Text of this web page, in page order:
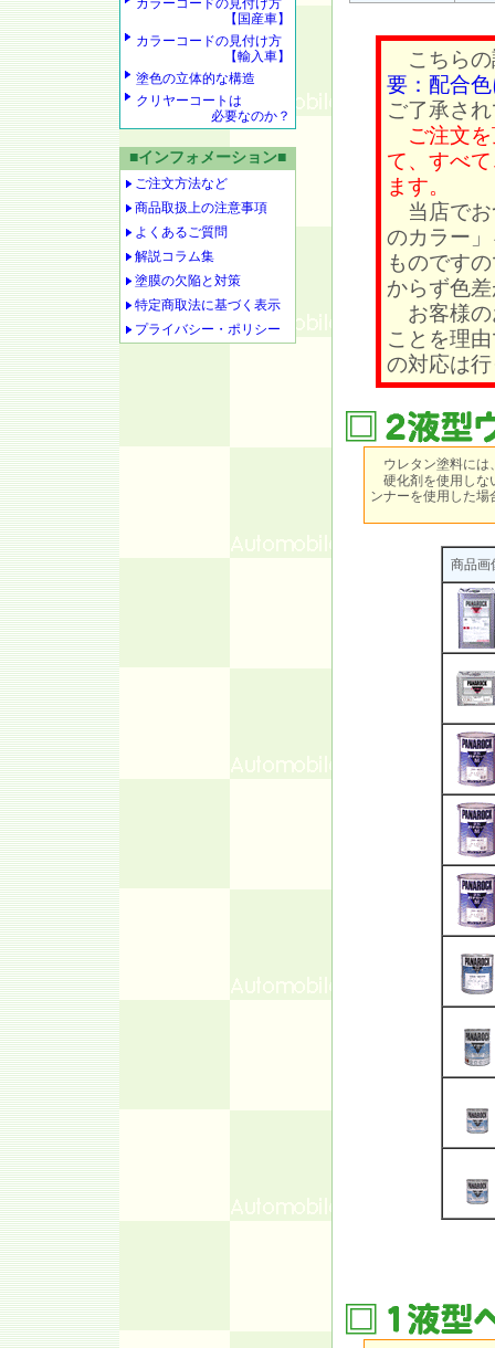
カラーコードの見付け方
【国産車】
カラーコードの見付け方
【輸入車】
塗色の立体的な構造
クリヤーコートは
必要なのか？
■インフォメーション■
ご注文方法など
商品取扱上の注意事項
よくあるご質問
解説コラム集
塗膜の欠陥と対策
特定商取法に基づく表示
プライバシー・ポリシー
こちらの
要：配合
ご了承さ
ご注文
て、すべ
ます。
当店でお
のカラー
ものです
からず色
お客様の
ことを理
の対応は
ウレタン塗料には
硬化剤を使用しな
ンナーを使用した
商品画